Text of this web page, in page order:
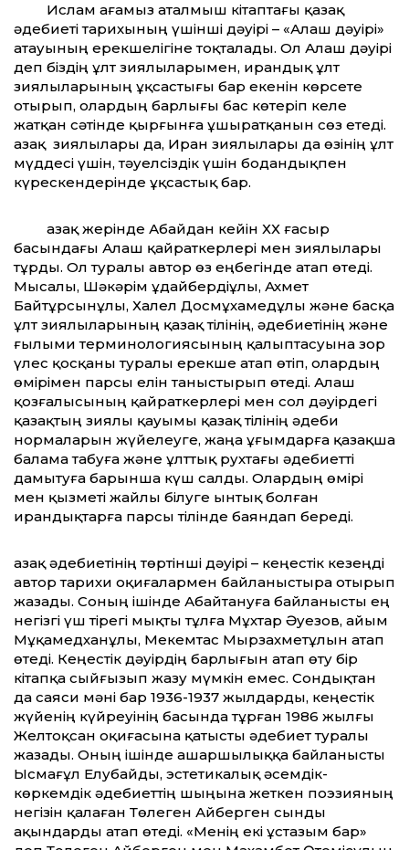
Ислам ағамыз аталмыш кітаптағы қазақ
әдебиеті тарихының үшінші дәуірі – «Алаш дәуірі»
атауының ерекшелігіне тоқталады. Ол Алаш дәуірі
деп біздің ұлт зиялыларымен, ирандық ұлт
зиялыларының ұқсастығы бар екенін көрсете
отырып, олардың барлығы бас көтеріп келе
жатқан сәтінде қырғынға ұшыратқанын сөз етеді.
Қазақ зиялылары да, Иран зиялылары да өзінің ұлт
мүддесі үшін, тәуелсіздік үшін бодандықпен
күрескендерінде ұқсастық бар.
Қазақ жерінде Абайдан кейін ХХ ғасыр
басындағы Алаш қайраткерлері мен зиялылары
тұрды. Ол туралы автор өз еңбегінде атап өтеді.
Мысалы, Шәкәрім Құдайбердіұлы, Ахмет
Байтұрсынұлы, Халел Досмұхамедұлы және басқа
ұлт зиялыларының қазақ тілінің, әдебиетінің және
ғылыми терминологиясының қалыптасуына зор
үлес қосқаны туралы ерекше атап өтіп, олардың
өмірімен парсы елін таныстырып өтеді. Алаш
қозғалысының қайраткерлері мен сол дәуірдегі
қазақтың зиялы қауымы қазақ тілінің әдеби
нормаларын жүйелеуге, жаңа ұғымдарға қазақша
балама табуға және ұлттық рухтағы әдебиетті
дамытуға барынша күш салды. Олардың өмірі
мен қызметі жайлы білуге ынтық болған
ирандықтарға парсы тілінде баяндап береді.
Қазақ әдебиетінің төртінші дәуірі – кеңестік кезеңді
автор тарихи оқиғалармен байланыстыра отырып
жазады. Соның ішінде Абайтануға байланысты ең
негізгі үш тірегі мықты тұлға Мұхтар Әуезов, Қайым
Мұқамедханұлы, Мекемтас Мырзахметұлын атап
өтеді. Кеңестік дәуірдің барлығын атап өту бір
кітапқа сыйғызып жазу мүмкін емес. Сондықтан
да саяси мәні бар 1936-1937 жылдарды, кеңестік
жүйенің күйреуінің басында тұрған 1986 жылғы
Желтоқсан оқиғасына қатысты әдебиет туралы
жазады. Оның ішінде ашаршылыққа байланысты
Ысмағұл Елубайды, эстетикалық әсемдік-
көркемдік әдебиеттің шыңына жеткен поэзияның
негізін қалаған Төлеген Айберген сынды
ақындарды атап өтеді. «Менің екі ұстазым бар»